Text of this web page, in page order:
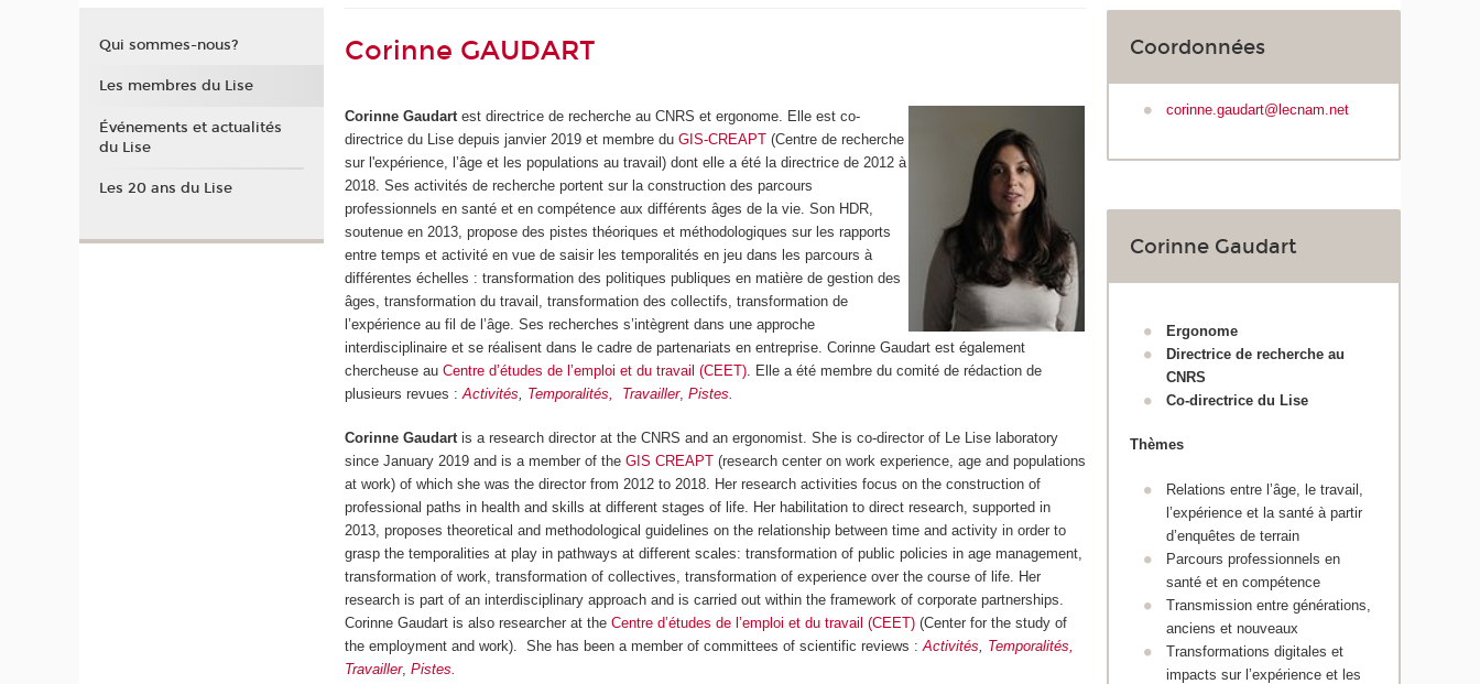
Corinne GAUDART
Corinne Gaudart est directrice de recherche au CNRS et ergonome. Elle est co-
directrice du Lise depuis janvier 2019 et membre duGIS-CREAPT (Centre de recherche
sur l'expérience, l’âge et les populations au travail) dont elle a été la directrice de 2012 à
2018. Ses activités de recherche portent sur la construction des parcours
professionnels en santé et en compétence aux différents âges de la vie. Son HDR,
soutenue en 2013, propose des pistes théoriques et méthodologiques sur les rapports
entre temps et activité en vue de saisir les temporalités en jeu dans les parcours à
différentes échelles : transformation des politiques publiques en matière de gestion des
âges, transformation du travail, transformation des collectifs, transformation de
l’expérience au fil de l’âge. Ses recherches s’intègrent dans une approche
interdisciplinaire et se réalisent dans le cadre de partenariats en entreprise. Corinne Gaudart est également
chercheuse auCentre d’études de l’emploi et du travail (CEET) . Elle a été membre du comité de rédaction de
plusieurs revues :Activités Temporalités, Travailler,Pistes.
Corinne Gaudartis a research director at the CNRS and an ergonomist. She is co-director of Le Lise laboratory
since January 2019 and is a member of theGIS CREAPT (research center on work experience, age and populations
at work) of which she was the director from 2012 to 2018. Her research activities focus on the construction of
professional paths in health and skills at different stages of life. Her habilitation to direct research, supported in
2013, proposes theoretical and methodological guidelines on the relationship between time and activity in order to
grasp the temporalities at play in pathways at different scales: transformation of public policies in age management,
transformation of work, transformation of collectives, transformation of experience over the course of life. Her
research is part of an interdisciplinary approach and is carried out within the framework of corporate partnerships.
Corinne Gaudart is also researcher at theCentre d’études de l’emploi et du travail (CEET) (Center for the study of
the employment and work). She has been a member of committees of scientific reviews :Activités, Temporalités,
Travailler,Pistes.
Coordonnées
corinne.gaudart@lecnam.net
Corinne Gaudart
Ergonome
Directrice de recherche au
CNRS
Co-directrice du Lise
Thèmes
Relations entre l’âge, le travail,
l’expérience et la santé à partir
d’enquêtes de terrain
Parcours professionnels en
santé et en compétence
Transmission entre générations,
anciens et nouveaux
Transformations digitales et
impacts sur l’expérience et les
Qui sommes-nous?
Les membres du Lise
Événements et actualités
du Lise
Les 20 ans du Lise